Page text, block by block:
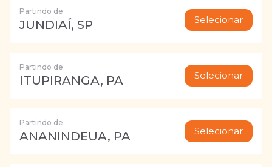
Partindo de
JUNDIAÍ, SP Selecionar
Partindo de
ITUPIRANGA, PA Selecionar
Partindo de
ANANINDEUA, PA Selecionar